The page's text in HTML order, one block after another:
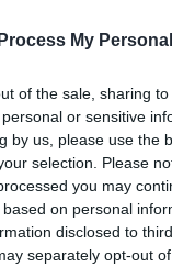
My
of the sale, sharing
or sensitive
by us, please use the
selection. Please
you may
on personal
disclosed to
separately opt-out